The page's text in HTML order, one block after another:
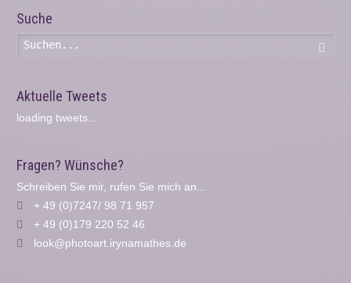
Suche
Aktuelle Tweets
loading tweets...
Fragen? Wünsche?
Schreiben Sie mir, rufen Sie mich an...
+ 49 (0)7247/ 98 71 957
+ 49 (0)179 220 52 46
look@photoart.irynamathes.de